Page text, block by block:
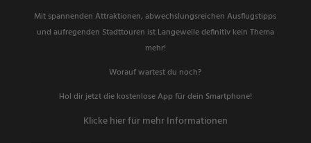
Mit spannenden Attraktionen, abwechslungsreichen Ausflugstipps
und aufregenden Stadttouren ist Langeweile definitiv kein Thema
mehr!
Worauf wartest du noch?
Hol dir jetzt die kostenlose App für dein Smartphone!
Klicke hier für mehr Informationen